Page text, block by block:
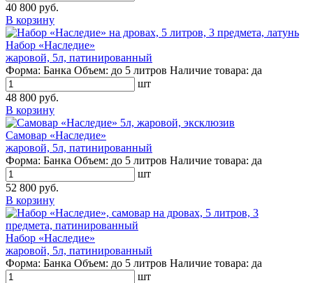
40 800 руб.
В корзину
Набор «Наследие»
жаровой, 5л, патинированный
Форма: Банка Объем: до 5 литров Наличие товара: да
шт
48 800 руб.
В корзину
Самовар «Наследие»
жаровой, 5л, патинированный
Форма: Банка Объем: до 5 литров Наличие товара: да
шт
52 800 руб.
В корзину
Набор «Наследие»
жаровой, 5л, патинированный
Форма: Банка Объем: до 5 литров Наличие товара: да
шт